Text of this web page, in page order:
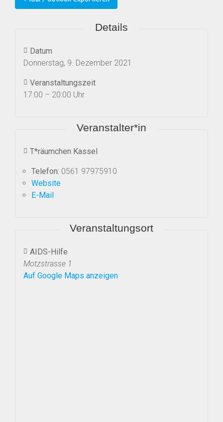
Details
Datum
Donnerstag, 9. Dezember 2021
Veranstaltungszeit
17:00 – 20:00 Uhr
Veranstalter*in
T*räumchen Kassel
Telefon: 0561 97975910
Website
E-Mail
Veranstaltungsort
AIDS-Hilfe
Motzstrasse 1
Auf Google Maps anzeigen